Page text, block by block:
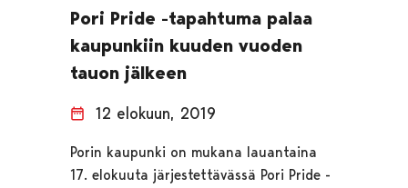
Pori Pride -tapahtuma palaa
kaupunkiin kuuden vuoden
tauon jälkeen
12 elokuun, 2019
Porin kaupunki on mukana lauantaina
17. elokuuta järjestettävässä Pori Pride -